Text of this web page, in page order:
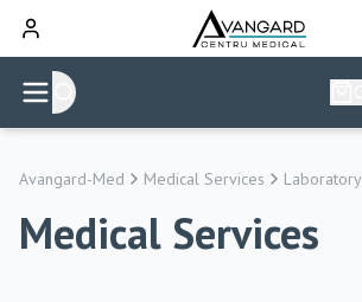
Avangard-Med Medical Services Laboratory
Medical Services